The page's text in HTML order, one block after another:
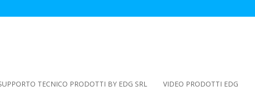
TECNICO PRODOTTI BY EDG SRL
VIDEO PRODOTTI EDG